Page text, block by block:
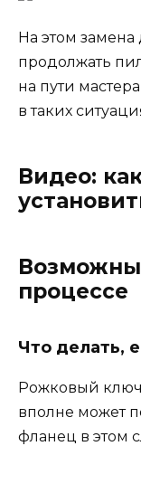
На этом
продолжать
на пути
в таких
Видео:
процессе
Что делать,
Рожковый ключ
вполне может
фланец в этом